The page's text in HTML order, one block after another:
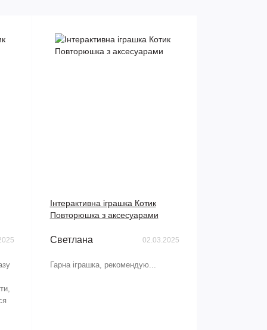
Інтерактивна іграшка Котик
Повторюшка з аксесуарами
Светлана 02.03.2025
Гарна іграшка, рекомендую...